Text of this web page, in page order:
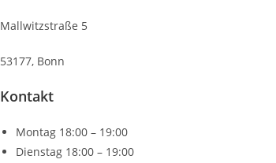
Mallwitzstraße 5
53177, Bonn
Kontakt
Montag 18:00 – 19:00
Dienstag 18:00 – 19:00